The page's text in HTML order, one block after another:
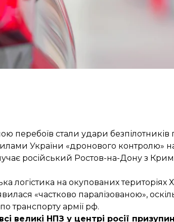
перебоїв стали удари безпілотників
України «дронового контролю»
російський Ростов-на-Дону з
логістика на окупованих територіях
«частково паралізованою»,
по транспорту армії рф.
великі НПЗ у центрі росії